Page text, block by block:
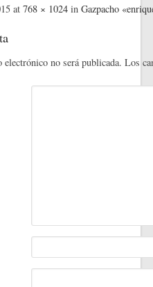
ail er
t
m
rti
r
at 768 × 1024 in Gazpacho
no será publicada. Los